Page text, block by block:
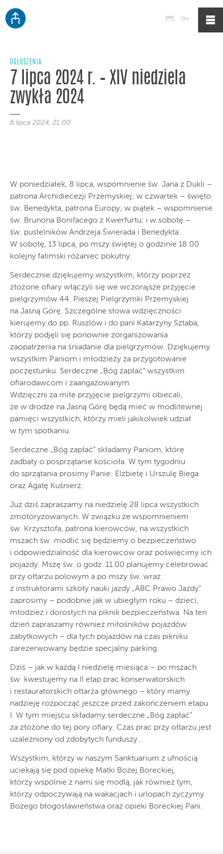
Poczta
OGŁOSZENIA
7 lipca 2024 r. – XIV niedziela
zwykła 2024
6 lipca 2024, 21:00
W poniedziałek, 8 lipca, wspomnienie św. Jana z Dukli –
patrona Archidiecezji Przemyskiej; w czwartek – święto
św. Benedykta, patrona Europy; w piątek – wspomnienie
św. Brunona Bonifacego z Kwerfurtu; i w sobotę –
św. pustelników Andrzeja Świerada i Benedykta.
W sobotę, 13 lipca, po mszy świętej o godzinie 18.00
kolejny fatimski różaniec pokutny.
Serdecznie dziękujemy wszystkim, którzy poprzez
złożone ofiary włączyli się we wczorajsze przyjęcie
pielgrzymów 44. Pieszej Pielgrzymki Przemyskiej
na Jasną Górę. Szczególne słowa wdzięczności
kierujemy do pp. Ruszlów i do pani Katarzyny Sztaba,
którzy podjęli się ponownie zorganizowania
zaopatrzenia na śniadanie dla pielgrzymów. Dziękujemy
wszystkim Paniom i młodzieży za przygotowanie
poczęstunku. Serdeczne „Bóg zapłać” wszystkim
ofiarodawcom i zaangażowanym.
Wdzięczni za miłe przyjęcie pielgrzymi obiecali,
że w drodze na Jasną Górę będą mieć w modlitewnej
pamięci wszystkich, którzy mieli jakikolwiek udział
w tym spotkaniu.
Serdeczne „Bóg zapłać” składamy Paniom, które
zadbały o posprzątanie kościoła. W tym tygodniu
do sprzątania prosimy Panie: Elżbietę i Urszulę Biega
oraz Agatę Kuśnierz.
Już dziś zapraszamy na niedzielę 28 lipca wszystkich
zmotoryzowanych. W związku ze wspomnieniem
św. Krzysztofa, patrona kierowców, na wszystkich
mszach św. modlić się będziemy o bezpieczeństwo
i odpowiedzialność dla kierowców oraz poświęcimy ich
pojazdy. Mszę św. o godz. 11.00 planujemy celebrować
przy ołtarzu polowym a po mszy św. wraz
z instruktorami szkoły nauki jazdy „ABC Prawo Jazdy”
zaprosimy – podobnie jak w ubiegłym roku – dzieci,
młodzież i dorosłych na piknik bezpieczeństwa. Na ten
dzień zapraszamy również miłośników pojazdów
zabytkowych – dla tych pojazdów na czas pikniku
zarezerwowany będzie specjalny parking.
Dziś – jak w każdą I niedzielę miesiąca – po mszach
św. kwestujemy na II etap prac konserwatorskich
i restauratorskich ołtarza głównego – który mamy
nadzieję rozpocząć jeszcze przed zakończeniem etapu
I. W tym miejscu składamy serdeczne „Bóg zapłać”
za złożone do tej pory ofiary. Czas prac przy ołtarzu jest
uzależniony od zdobytych funduszy…
Wszystkim, którzy w naszym Sanktuarium z ufnością
uciekają się pod opiekę Matki Bożej Boreckiej,
którzy wspólnie z nami się modlą, jak również tym,
którzy odpoczywają na wakacjach i urlopach życzymy
Bożego błogosławieństwa oraz opieki Boreckiej Pani.